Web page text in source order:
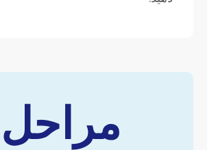
مراحل